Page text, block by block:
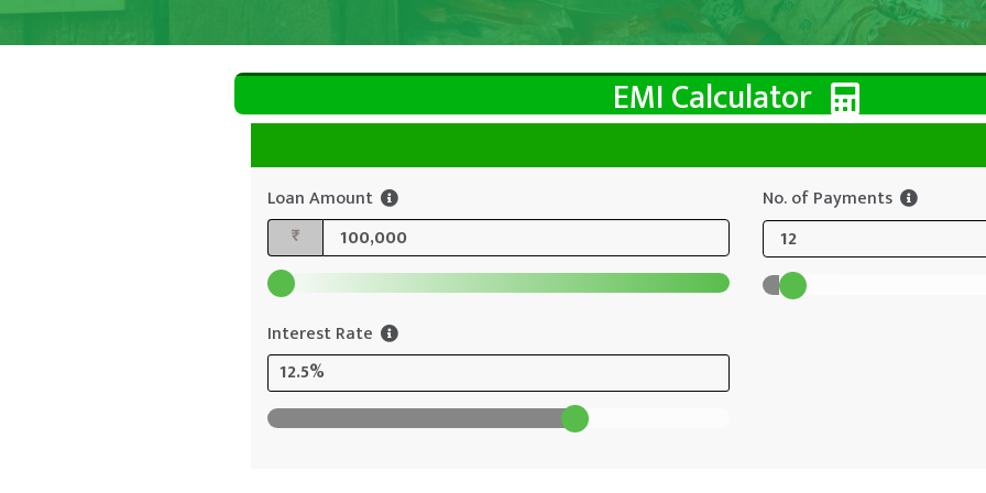
EMI Calculator
Loan Amount
₨
No. of Payments
Interest Rate
12.5%